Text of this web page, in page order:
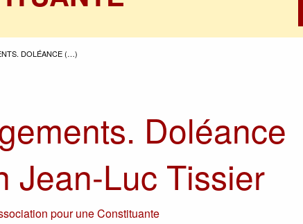
DOLÉANCE (…)
Doléance
Jean-Luc Tissier
pour une Constituante